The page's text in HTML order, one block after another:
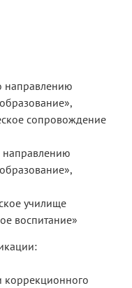
направлению
сопровождение
училище
воспитание»
коррекционного